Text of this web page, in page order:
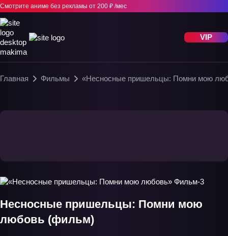
Смотрите аниме без рекламы от 200 ₽ /мес
VIP
Главная Фильмы «Несносные пришельцы: Помни мою
Несносные пришельцы: Помни мою
любовь (фильм)